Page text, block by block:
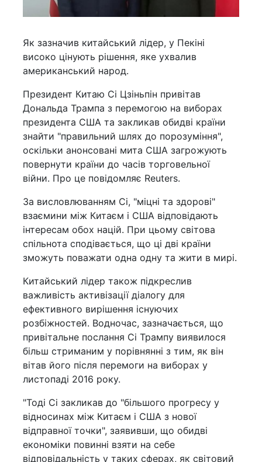
Як зазначив китайський лідер, у Пекіні
високо цінують рішення, яке ухвалив
американський народ.
Президент Китаю Сі Цзіньпін привітав
Дональда Трампа з перемогою на виборах
президента США та закликав обидві країни
знайти "правильний шлях до порозуміння",
оскільки анонсовані мита США загрожують
повернути країни до часів торговельної
війни. Про це повідомляє Reuters.
За висловлюванням Сі, "міцні та здорові"
взаємини між Китаєм і США відповідають
інтересам обох націй. При цьому світова
спільнота сподівається, що ці дві країни
зможуть поважати одна одну та жити в мирі.
Китайський лідер також підкреслив
важливість активізації діалогу для
ефективного вирішення існуючих
розбіжностей. Водночас, зазначається, що
привітальне послання Сі Трампу виявилося
більш стриманим у порівнянні з тим, як він
вітав його після перемоги на виборах у
листопаді 2016 року.
"Тоді Сі закликав до "більшого прогресу у
відносинах між Китаєм і США з нової
відправної точки", заявивши, що обидві
економіки повинні взяти на себе
відповідальність у таких сферах, як світовий